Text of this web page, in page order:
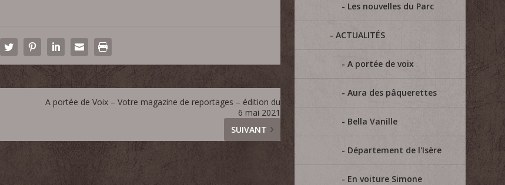
A portée de Voix – Votre magazine de reportages – édition du
6 mai 2021
SUIVANT
Les nouvelles du Parc
ACTUALITÉS
A portée de voix
Aura des pâquerettes
Bella Vanille
Département de l'Isère
En voiture Simone